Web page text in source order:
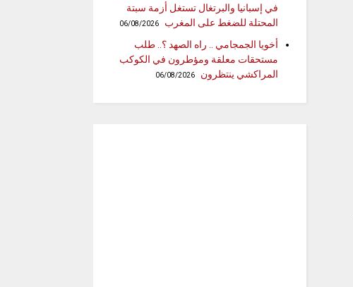
في إسبانيا والبرتغال تستغل أزمة سبتة
المحتلة للضغط على المغرب
06/08/2026
أخويا الجمجامي .. راه الصهد ؟.. طلب
مستحقات معلقة ومؤطرون في الكوكب
المراكشي ينتظرون
06/08/2026